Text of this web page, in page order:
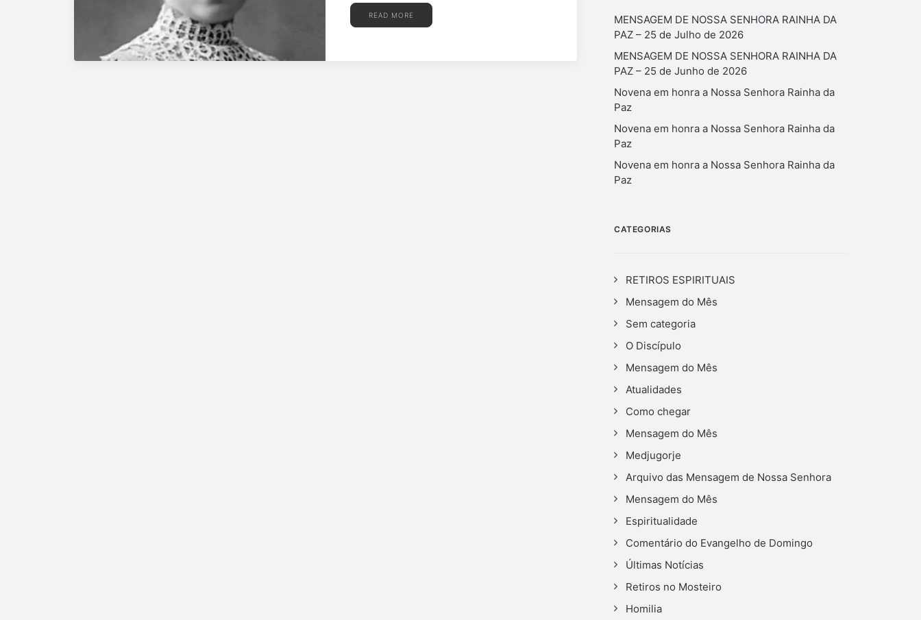
READ MORE
MENSAGEM DE NOSSA SENHORA RAINHA DA
PAZ – 25 de Julho de 2026
MENSAGEM DE NOSSA SENHORA RAINHA DA
PAZ – 25 de Junho de 2026
Novena em honra a Nossa Senhora Rainha da
Paz
Novena em honra a Nossa Senhora Rainha da
Paz
Novena em honra a Nossa Senhora Rainha da
Paz
CATEGORIAS
RETIROS ESPIRITUAIS
Mensagem do Mês
Sem categoria
O Discípulo
Mensagem do Mês
Atualidades
Como chegar
Mensagem do Mês
Medjugorje
Arquivo das Mensagem de Nossa Senhora
Mensagem do Mês
Espiritualidade
Comentário do Evangelho de Domingo
Últimas Notícias
Retiros no Mosteiro
Homilia